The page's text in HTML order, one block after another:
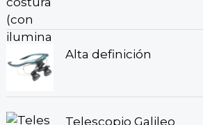
Alta definición
Telescopio Galileo